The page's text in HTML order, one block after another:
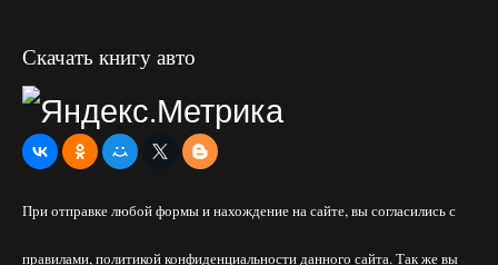
Скачать книгу авто
При отправке любой формы и нахождение на сайте, вы согласились с
правилами, политикой конфиденциальности данного сайта. Так же вы